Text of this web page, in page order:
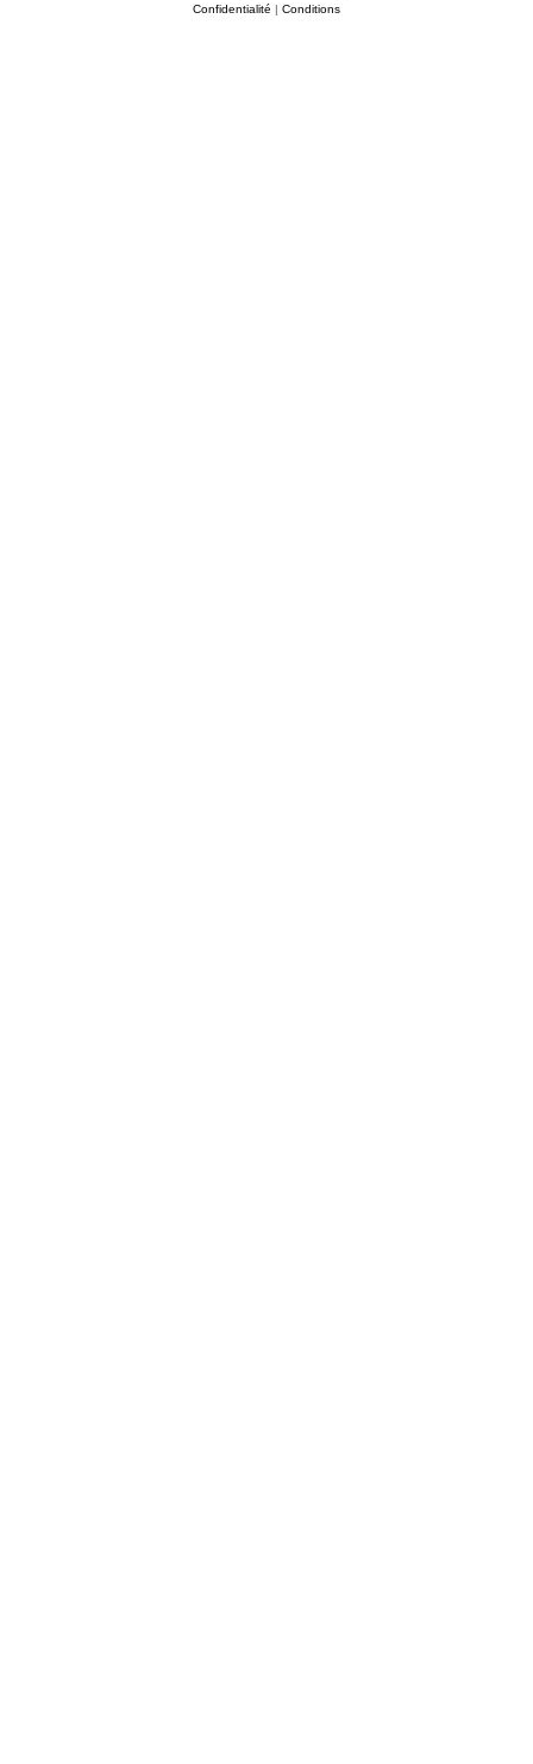
Confidentialité | Conditions